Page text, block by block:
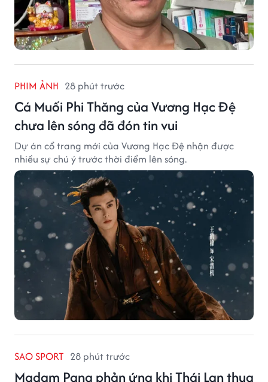
PHIM ẢNH 28 phút trước
Cá Muối Phi Thăng của Vương Hạc Đệ
chưa lên sóng đã đón tin vui
Dự án cổ trang mới của Vương Hạc Đệ nhận được
nhiều sự chú ý trước thời điểm lên sóng.
SAO SPORT 28 phút trước
Madam Pang phản ứng khi Thái Lan thua